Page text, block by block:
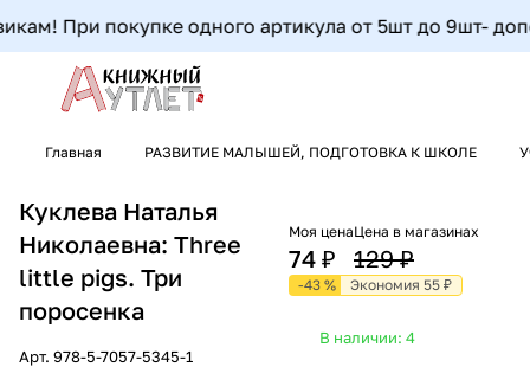
При покупке одного артикула от 5шт до 9шт-
Главная РАЗВИТИЕ МАЛЫШЕЙ, ПОДГОТОВКА К ШКОЛЕ
Куклева Наталья
Николаевна: Three
little pigs. Три
поросенка
Арт. 978-5-7057-5345-1
Моя цена
74 ₽
Цена в магазинах
129 ₽
-43 % Экономия 55 ₽
В наличии: 4